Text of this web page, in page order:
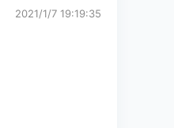
2021/1/7 19:19:35